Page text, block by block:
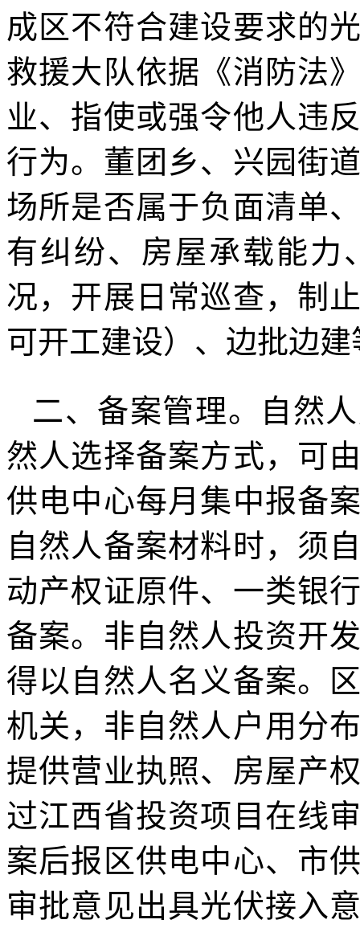
成区不符合建设要求的
救援大队依据《消防法
业、指使或强令他人违
行为。董团乡、兴园街
场所是否属于负面清单
有纠纷、房屋承载能力
况，开展日常巡查，制
可开工建设）、边批边
二、备案管理。自然
然人选择备案方式，可
供电中心每月集中报备
自然人备案材料时，须
动产权证原件、一类银
备案。非自然人投资开
得以自然人名义备案。
机关，非自然人户用分
提供营业执照、房屋产
过江西省投资项目在线
案后报区供电中心、市
审批意见出具光伏接入